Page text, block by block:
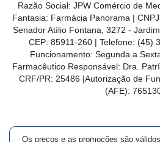
Razão Social: JPW Comércio de
Fantasia: Farmácia Panorama |
Senador Atílio Fontana, 3272 -
CEP: 85911-260 | Telefone: (45)
Funcionamento: Segunda a
Farmacêutico Responsável: Dra.
CRF/PR: 25486 |Autorização de
(AFE):
Os preços e as promoções são